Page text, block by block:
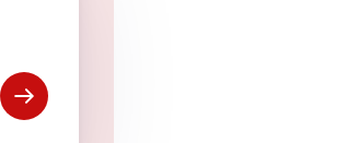
Open Vind gekwalificeerde bedrijven